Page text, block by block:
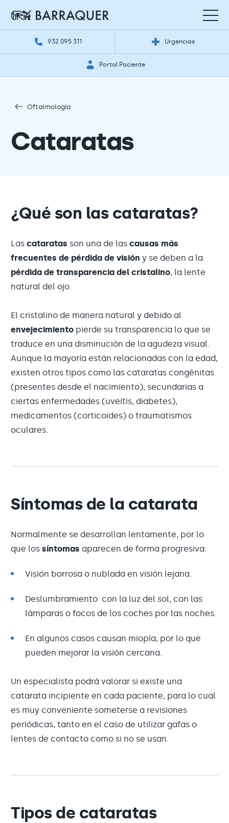
932 095 311 Urgencias
Portal Paciente
Oftalmología
Cataratas
¿Qué son las cataratas?
Las cataratas son una de las causas más
frecuentes de pérdida de visión y se deben a la
pérdida de transparencia del cristalino, la lente
natural del ojo.
El cristalino de manera natural y debido al
envejecimiento pierde su transparencia lo que se
traduce en una disminución de la agudeza visual.
Aunque la mayoría están relacionadas con la edad,
existen otros tipos como las cataratas congénitas
(presentes desde el nacimiento), secundarias a
ciertas enfermedades (uveítis, diabetes),
medicamentos (corticoides) o traumatismos
oculares.
Síntomas de la catarata
Normalmente se desarrollan lentamente, por lo
que los síntomas aparecen de forma progresiva:
Visión borrosa o nublada en visión lejana.
Deslumbramiento con la luz del sol, con las
lámparas o focos de los coches por las noches.
En algunos casos causan miopía, por lo que
pueden mejorar la visión cercana.
Un especialista podrá valorar si existe una
catarata incipiente en cada paciente, para lo cual
es muy conveniente someterse a revisiones
periódicas, tanto en el caso de utilizar gafas o
lentes de contacto como si no se usan.
Tipos de cataratas